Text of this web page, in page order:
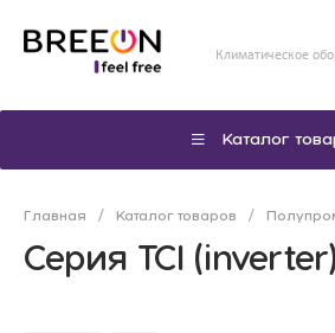
Климатическое
Каталог
Главная / Каталог товаров /
Серия TCI